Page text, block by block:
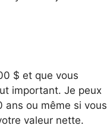
$ et que vous
important. Je peux
ans ou même si vous
valeur nette.